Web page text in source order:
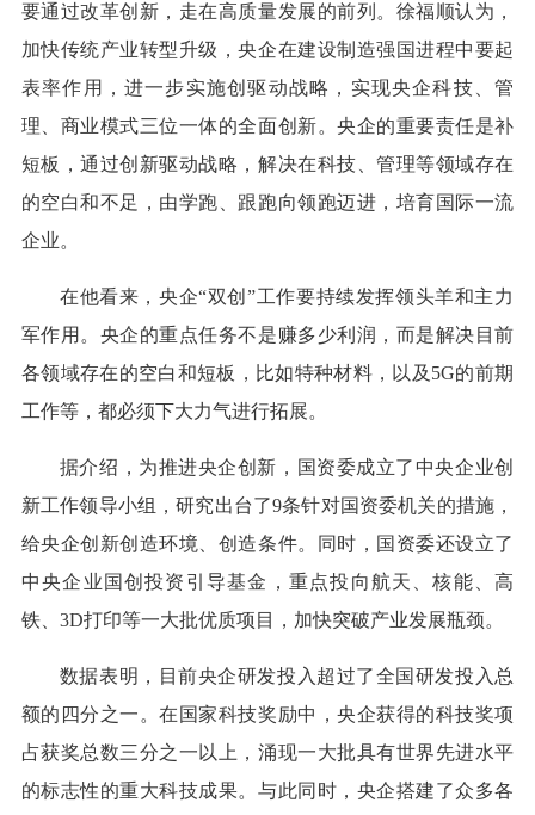
要通过改革创新，走在高质量发展的前列。徐福顺认为，
加快传统产业转型升级，央企在建设制造强国进程中要起
表率作用，进一步实施创驱动战略，实现央企科技、管
理、商业模式三位一体的全面创新。央企的重要责任是补
短板，通过创新驱动战略，解决在科技、管理等领域存在
的空白和不足，由学跑、跟跑向领跑迈进，培育国际一流
企业。
在他看来，央企“双创”工作要持续发挥领头羊和主力
军作用。央企的重点任务不是赚多少利润，而是解决目前
各领域存在的空白和短板，比如特种材料，以及5G的前期
工作等，都必须下大力气进行拓展。
据介绍，为推进央企创新，国资委成立了中央企业创
新工作领导小组，研究出台了9条针对国资委机关的措施，
给央企创新创造环境、创造条件。同时，国资委还设立了
中央企业国创投资引导基金，重点投向航天、核能、高
铁、3D打印等一大批优质项目，加快突破产业发展瓶颈。
数据表明，目前央企研发投入超过了全国研发投入总
额的四分之一。在国家科技奖励中，央企获得的科技奖项
占获奖总数三分之一以上，涌现一大批具有世界先进水平
的标志性的重大科技成果。与此同时，央企搭建了众多各